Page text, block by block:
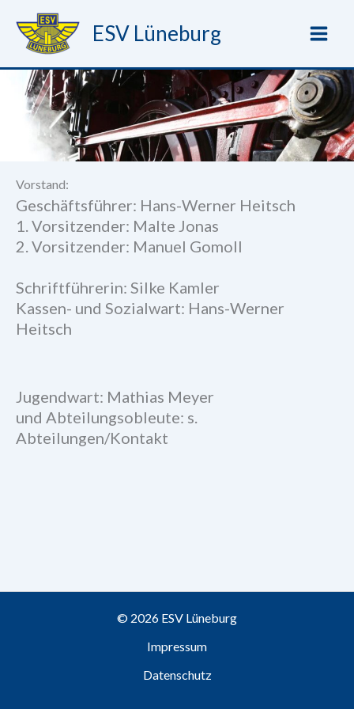
Inhalt
springen
ESV Lüneburg
Vorstand:
Geschäftsführer: Hans-Werner Heitsch
1. Vorsitzender: Malte Jonas
2. Vorsitzender: Manuel Gomoll
Schriftführerin: Silke Kamler
Kassen- und Sozialwart: Hans-Werner
Heitsch
Jugendwart: Mathias Meyer
und Abteilungsobleute: s.
Abteilungen/Kontakt
© 2026 ESV Lüneburg
Impressum
Datenschutz